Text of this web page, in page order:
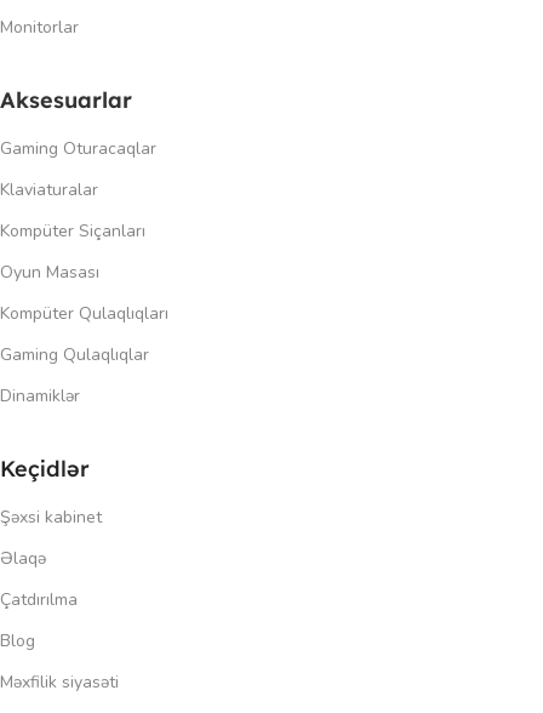
Monitorlar
Aksesuarlar
Gaming Oturacaqlar
Klaviaturalar
Kompüter Siçanları
Oyun Masası
Kompüter Qulaqlıqları
Gaming Qulaqlıqlar
Dinamiklər
Keçidlər
Şəxsi kabinet
Əlaqə
Çatdırılma
Blog
Məxfilik siyasəti